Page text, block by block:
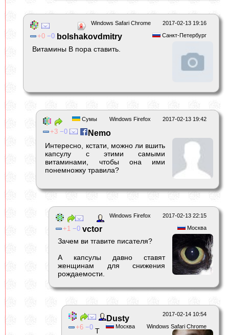
2017-02-13 19:16
Windows Safari Chrome
Санкт-Петербург
0 0 bolshakovdmitry
Витамины В пора ставить.
2017-02-13 19:42
Windows Firefox
Сумы
3 0 Nemo
Интересно, кстати, можно ли вшить
капсулу с этими самыми
витаминами, чтобы она ими
понемножку травила?
2017-02-13 22:15
Windows Firefox
Москва
1 0 vctor
Зачем ви тгавите писателя?
А капсулы давно ставят
женщинам для снижения
рождаемости.
2017-02-14 10:54
Windows Safari Chrome
Москва
6 0
Dusty
Т